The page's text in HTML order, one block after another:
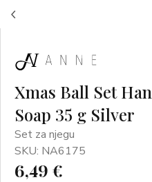
Xmas Ball Set
Soap 35 g Silver
Set za njegu
SKU: NA6175
6,49 €